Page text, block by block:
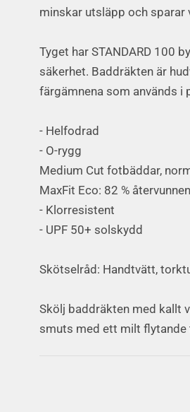
minskar utsläpp och sparar
Tyget har STANDARD 100
säkerhet. Baddräkten är
färgämnena som används i
- Helfodrad
- O-rygg
Medium Cut fotbäddar,
MaxFit Eco: 82 %
- Klorresistent
- UPF 50+ solskydd
Skötselråd: Handtvätt,
Skölj baddräkten med kallt
smuts med ett milt